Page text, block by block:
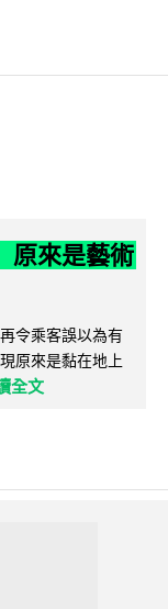
原來是藝術
令乘客誤以為有
原來是黏在地上
全文